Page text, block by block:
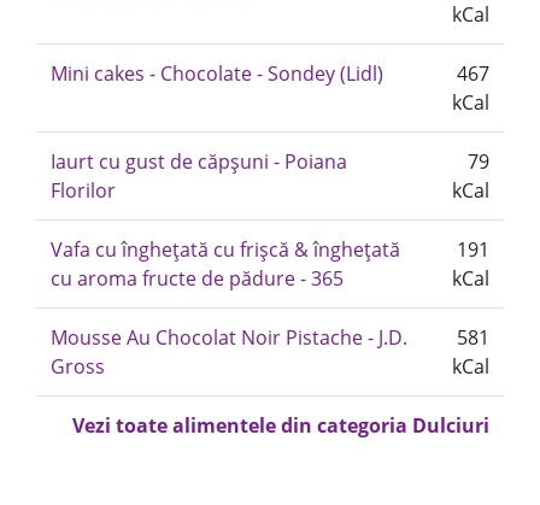
kCal
Mini cakes - Chocolate - Sondey (Lidl)
467
kCal
Iaurt cu gust de căpșuni - Poiana
Florilor
79
kCal
Vafa cu înghețată cu frișcă & înghețată
cu aroma fructe de pădure - 365
191
kCal
Mousse Au Chocolat Noir Pistache - J.D.
Gross
581
kCal
Vezi toate alimentele din categoria Dulciuri